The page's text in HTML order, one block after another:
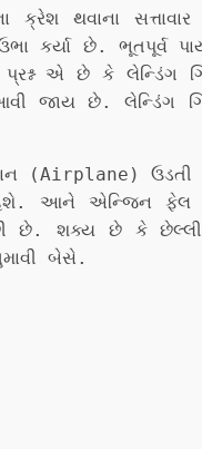
ક્રેશ થવાના
કર્યા છે. ભૂતપૂર્વ
એ છે કે લેન્ડિંગ
જાય છે. લેન્ડિંગ
(Airplane)
હશે. આને એન્જિન
શક્ય છે કે છેલ્લી
બેસે.